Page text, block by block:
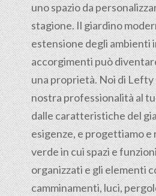
uno spazio da
stagione. Il giardino
estensione degli ambienti
accorgimenti può
una proprietà. Noi di
nostra professionalità al
dalle caratteristiche del
esigenze, e progettiamo e
verde in cui spazi e
organizzati e gli elementi
camminamenti, luci,